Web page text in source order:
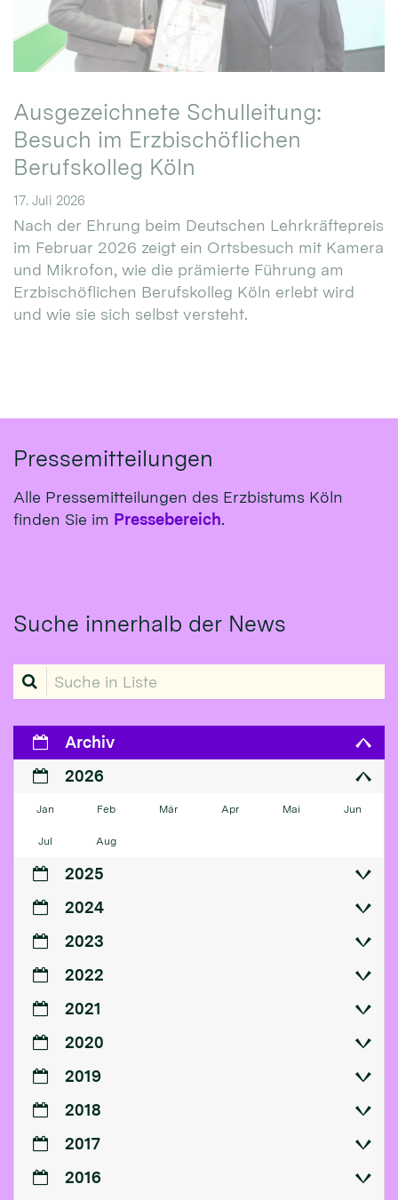
Ausgezeichnete Schulleitung:
Besuch im Erzbischöflichen
Berufskolleg Köln
17. Juli 2026
Nach der Ehrung beim Deutschen Lehrkräftepreis
im Februar 2026 zeigt ein Ortsbesuch mit Kamera
und Mikrofon, wie die prämierte Führung am
Erzbischöflichen Berufskolleg Köln erlebt wird
und wie sie sich selbst versteht.
Pressemitteilungen
Alle Pressemitteilungen des Erzbistums Köln
finden Sie im Pressebereich.
Suche innerhalb der News
Suche in Liste
Archiv
2026
Jan Feb Mär Apr Mai Jun
Jul Aug
2025
2024
2023
2022
2021
2020
2019
2018
2017
2016